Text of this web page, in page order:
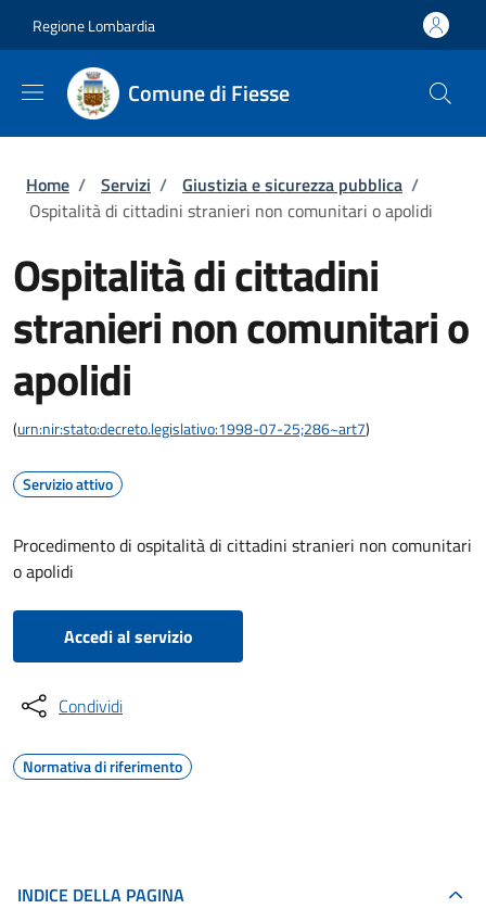
Regione Lombardia
Comune di Fiesse
Briciole di pane
Home / Servizi / Giustizia e sicurezza pubblica /
Ospitalità di cittadini stranieri non comunitari o apolidi
Ospitalità di cittadini
stranieri non comunitari o
apolidi
(urn:nir:stato:decreto.legislativo:1998-07-25;286~art7)
Servizio attivo
Procedimento di ospitalità di cittadini stranieri non comunitari
o apolidi
Accedi al servizio
Condividi
Normativa di riferimento
INDICE DELLA PAGINA